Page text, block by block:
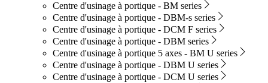
Centre d'usinage à portique - BM series
Centre d'usinage à portique - DBM-s series
Centre d'usinage à portique - DCM F series
Centre d'usinage à portique - DBM series
Centre d'usinage à portique 5 axes - BM U series
Centre d'usinage à portique - DBM U series
Centre d'usinage à portique - DCM U series